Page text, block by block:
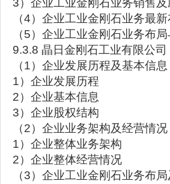
3）企业工业金刚石业务销售
（4）企业工业金刚石业务最
（5）企业工业金刚石业务布
9.3.8 晶日金刚石工业有限公司
（1）企业发展历程及基本信息
1）企业发展历程
2）企业基本信息
3）企业股权结构
（2）企业业务架构及经营情况
1）企业整体业务架构
2）企业整体经营情况
（3）企业工业金刚石业务布